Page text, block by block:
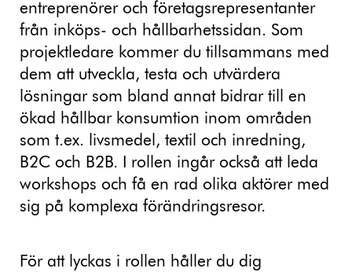
entreprenörer och företagsrepresentanter
från inköps- och hållbarhetssidan. Som
projektledare kommer du tillsammans med
dem att utveckla, testa och utvärdera
lösningar som bland annat bidrar till en
ökad hållbar konsumtion inom områden
som t.ex. livsmedel, textil och inredning,
B2C och B2B. I rollen ingår också att leda
workshops och få en rad olika aktörer med
sig på komplexa förändringsresor.
För att lyckas i rollen håller du dig